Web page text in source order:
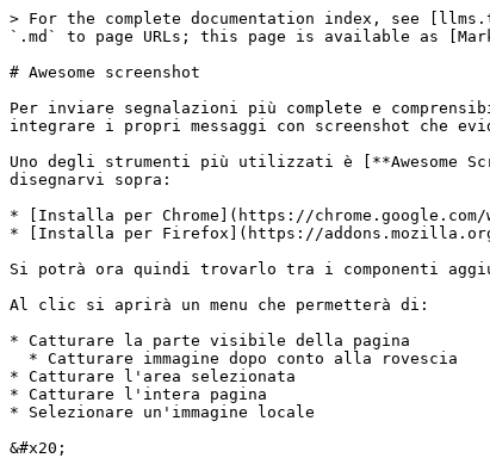
> For the complete documentation index, see
`.md` to page URLs; this page is available as
# Awesome screenshot
Per inviare segnalazioni più complete e
integrare i propri messaggi con screenshot che
Uno degli strumenti più utilizzati è [**Awesome
disegnarvi sopra:
* [Installa per Chrome](https://
* [Installa per Firefox](https://
Si potrà ora quindi trovarlo tra i componenti
Al clic si aprirà un menu che permetterà di:
* Catturare la parte visibile della pagina
* Catturare l'area selezionata
* Catturare l'intera pagina
* Selezionare un'immagine locale
&#x20;